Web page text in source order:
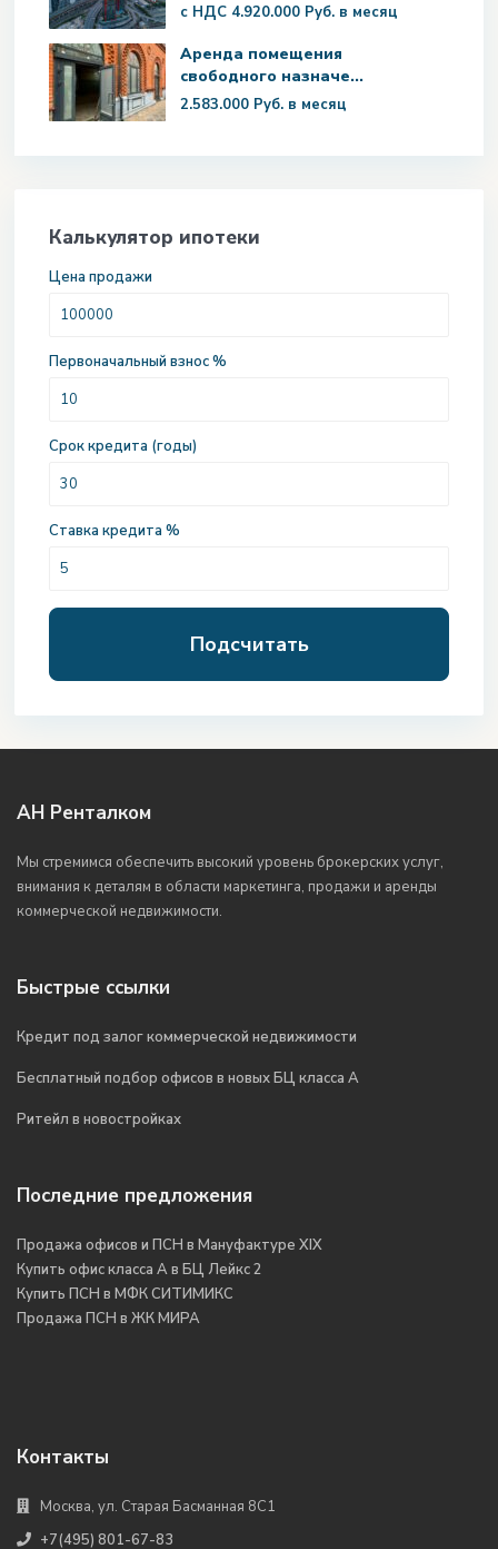
с НДС 4.920.000 Руб. в месяц
Аренда помещения
свободного назначе...
2.583.000 Руб. в месяц
Калькулятор ипотеки
Цена продажи
Первоначальный взнос %
Срок кредита (годы)
Ставка кредита %
Подсчитать
АН Ренталком
Мы стремимся обеспечить высокий уровень брокерских услуг,
внимания к деталям в области маркетинга, продажи и аренды
коммерческой недвижимости.
Быстрые ссылки
Кредит под залог коммерческой недвижимости
Бесплатный подбор офисов в новых БЦ класса А
Ритейл в новостройках
Последние предложения
Продажа офисов и ПСН в Мануфактуре XIX
Купить офис класса А в БЦ Лейкс 2
Купить ПСН в МФК СИТИМИКС
Продажа ПСН в ЖК МИРА
Контакты
Москва, ул. Старая Басманная 8С1
+7(495) 801-67-83